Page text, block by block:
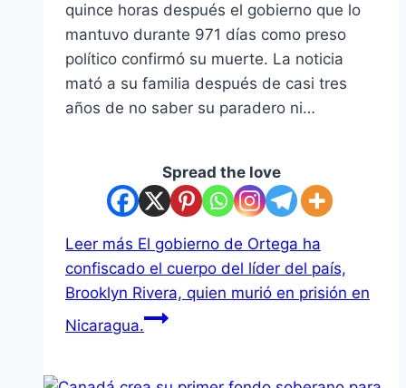
quince horas después el gobierno que lo
mantuvo durante 971 días como preso
político confirmó su muerte. La noticia
mató a su familia después de casi tres
años de no saber su paradero ni…
Spread the love
Leer más El gobierno de Ortega ha
confiscado el cuerpo del líder del país,
Brooklyn Rivera, quien murió en prisión en
Nicaragua.